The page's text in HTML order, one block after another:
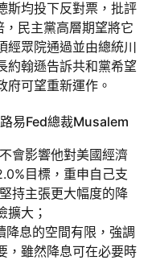
斯均投下反對票，批評
民主黨高層期望將它
經眾院通過並由總統川
約翰遜告訴共和黨希望
府可望重新運作。
易Fed總裁Musalem
會影響他對美國經濟
目標，重申自己支
持主張更大幅度的降
擴大；
息的空間有限，強調
，雖然降息可在必要時